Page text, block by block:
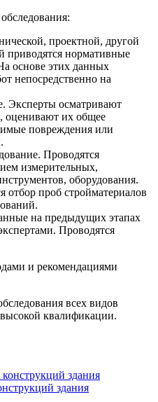
проектной, другой
приводятся нормативные
основе этих данных
непосредственно на
Эксперты осматривают
оценивают их общее
повреждения или
Проводятся
измерительных,
оборудования.
отбор проб стройматериалов
на предыдущих этапах
Проводятся
и рекомендациями
всех видов
квалификации.
здания